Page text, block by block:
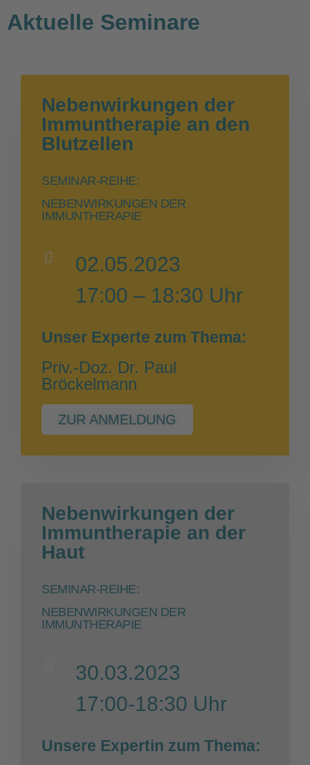
Aktuelle Seminare
Nebenwirkungen der
Immuntherapie an den
Blutzellen
SEMINAR-REIHE:
NEBENWIRKUNGEN DER
IMMUNTHERAPIE
02.05.2023
17:00 – 18:30 Uhr
Unser Experte zum Thema:
Priv.-Doz. Dr. Paul
Bröckelmann
ZUR ANMELDUNG
Nebenwirkungen der
Immuntherapie an der
Haut
SEMINAR-REIHE:
NEBENWIRKUNGEN DER
IMMUNTHERAPIE
30.03.2023
17:00-18:30 Uhr
Unsere Expertin zum Thema: